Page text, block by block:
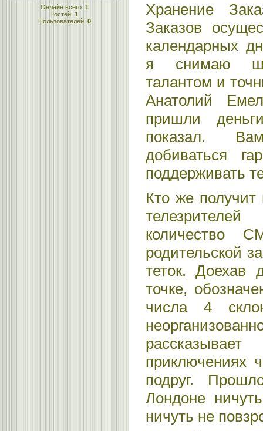
Онлайн всего: 1
Гостей: 1
Пользователей: 0
Хранение
Заказов
календарных
я снимаю
талантом и
Анатолий
пришли
показал.
добиваться
поддерживать
Кто же
количество
родительской
теток. Доехав
точке,
числа 4
приключениях
подруг.
Лондоне
ничуть не